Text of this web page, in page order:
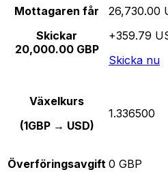
Mottagaren får
Skickar
20,000.00 GBP
26,730.00
+359.79
Skicka nu
Växelkurs
(1GBP → USD)
1.336500
Överföringsavgift 0 GBP